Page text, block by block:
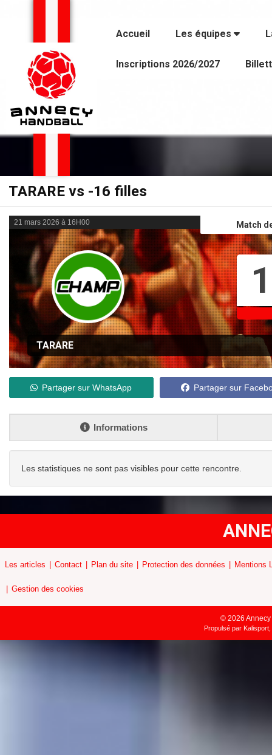
Accueil Les équipes
Inscriptions 2026/2027
TARARE vs -16 filles
21 mars 2026 à 16H00 Match
TARARE
Partager sur WhatsApp Partager sur
Informations
Les statistiques ne sont pas visibles pour cette rencontre.
Les articles Contact Plan du site Protection des données Mentions
Gestion des cookies
© 2026
Propulsé par